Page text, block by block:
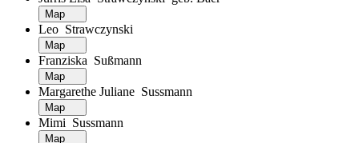
Leo Strawczynski
Franziska Sußmann
Margarethe Juliane Sussmann
Mimi Sussmann